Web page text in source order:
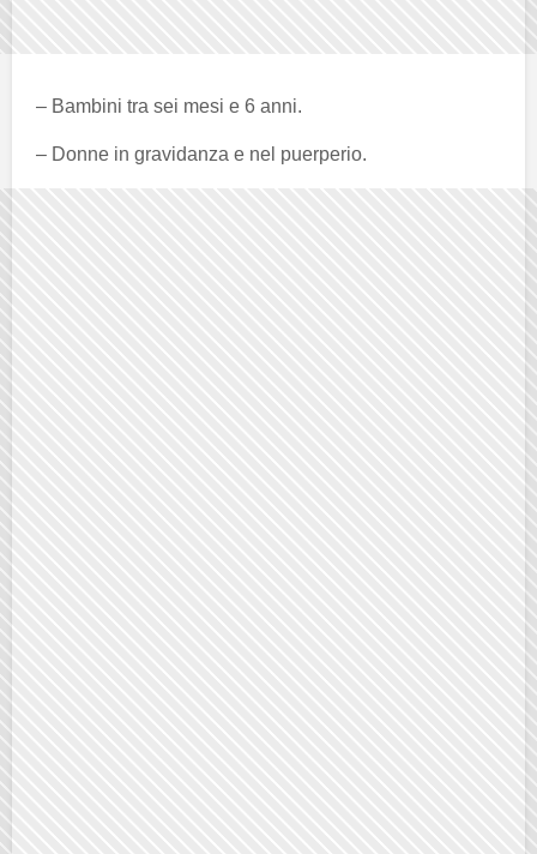
– Bambini tra sei mesi e 6 anni.
– Donne in gravidanza e nel puerperio.